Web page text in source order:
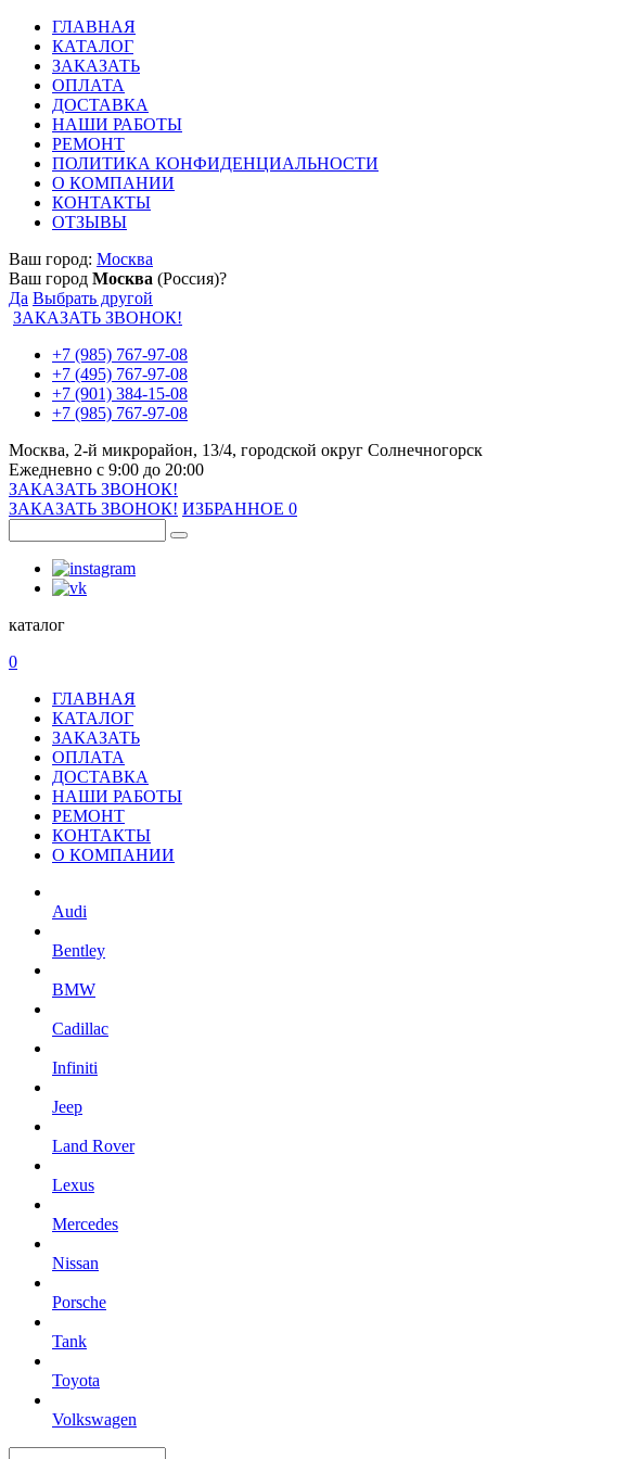
ГЛАВНАЯ
КАТАЛОГ
ЗАКАЗАТЬ
ОПЛАТА
ДОСТАВКА
НАШИ РАБОТЫ
РЕМОНТ
ПОЛИТИКА КОНФИДЕНЦИАЛЬНОСТИ
О КОМПАНИИ
КОНТАКТЫ
ОТЗЫВЫ
Ваш город: Москва
Ваш город Москва (Россия)?
Да Выбрать другой
ЗАКАЗАТЬ ЗВОНОК!
+7 (985) 767-97-08
+7 (495) 767-97-08
+7 (901) 384-15-08
+7 (985) 767-97-08
Москва, 2-й микрорайон, 13/4, городской округ Солнечногорск
Ежедневно с 9:00 до 20:00
ЗАКАЗАТЬ ЗВОНОК!
ЗАКАЗАТЬ ЗВОНОК! ИЗБРАННОЕ 0
каталог
0
ГЛАВНАЯ
КАТАЛОГ
ЗАКАЗАТЬ
ОПЛАТА
ДОСТАВКА
НАШИ РАБОТЫ
РЕМОНТ
КОНТАКТЫ
О КОМПАНИИ
Audi
Bentley
BMW
Cadillac
Infiniti
Jeep
Land Rover
Lexus
Mercedes
Nissan
Porsche
Tank
Toyota
Volkswagen